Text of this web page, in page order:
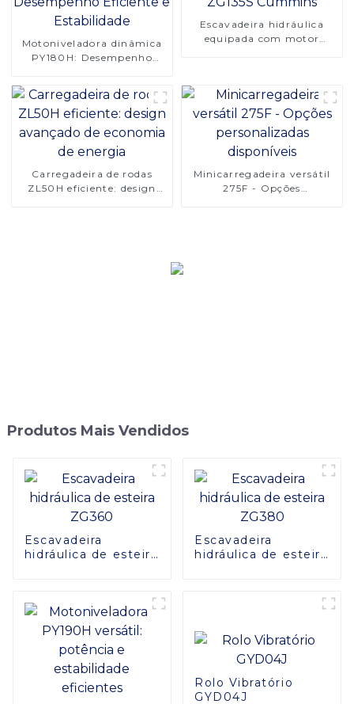
Motoniveladora dinâmica
PY180H: Desempenho
Escavadeira hidráulica
equipada com motor
Carregadeira de rodas
ZL50H eficiente: design
Minicarregadeira versátil
275F - Opções
Produtos Mais Vendidos
Escavadeira
hidráulica de esteira
Escavadeira
hidráulica de esteira
Rolo Vibratório
GYD04J